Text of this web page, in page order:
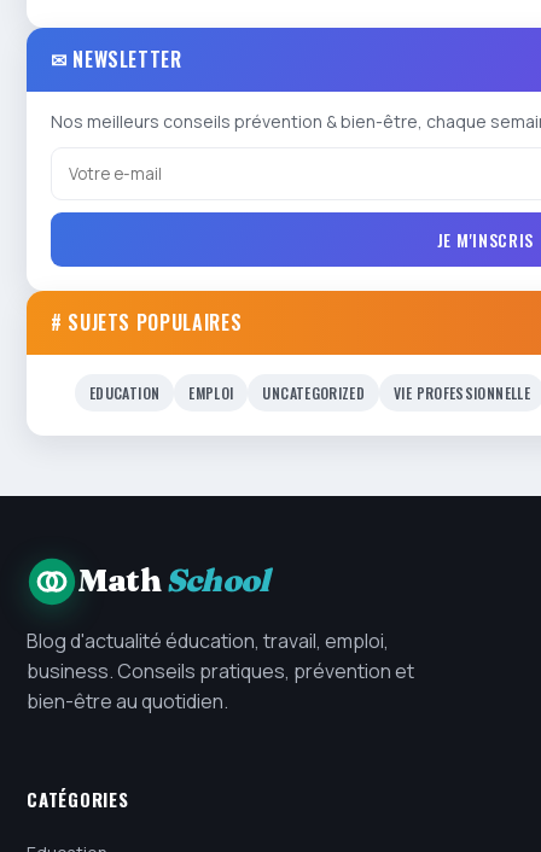
✉ NEWSLETTER
Nos meilleurs conseils prévention & bien-être, chaque
JE M'INSCRIS
# SUJETS POPULAIRES
EDUCATION EMPLOI UNCATEGORIZED VIE PROFESSIONNELLE
MathSchool
Blog d'actualité éducation, travail, emploi,
business. Conseils pratiques, prévention et
bien-être au quotidien.
CATÉGORIES